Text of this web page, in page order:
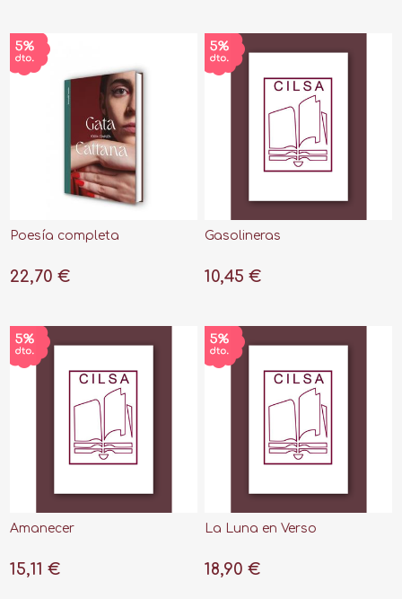
Poesía completa
22,70 €
Gasolineras
10,45 €
Amanecer
15,11 €
La Luna en Verso
18,90 €